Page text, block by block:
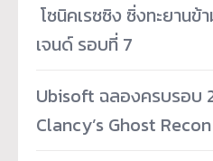
โซนิคเรซซิง ซิ่งทะยานข้
เจนด์ รอบที่ 7
Ubisoft ฉลองครบรอบ
Clancy’s Ghost Recon